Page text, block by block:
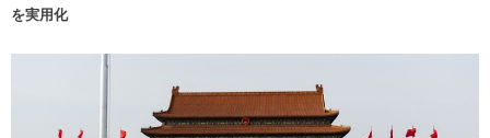
を実用化